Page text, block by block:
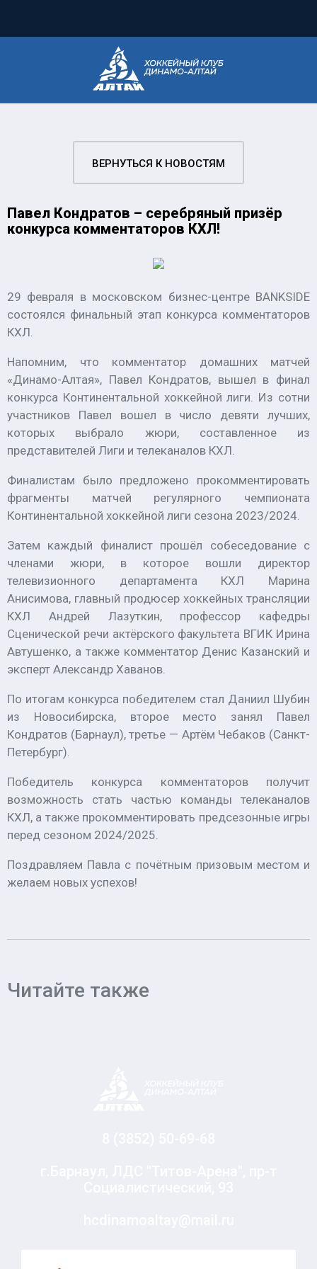
ВЕРНУТЬСЯ К НОВОСТЯМ
Павел Кондратов – серебряный призёр
конкурса комментаторов КХЛ!
29 февраля в московском бизнес-центре BANKSIDE
состоялся финальный этап конкурса комментаторов
КХЛ.
Напомним, что комментатор домашних матчей
«Динамо-Алтая», Павел Кондратов, вышел в финал
конкурса Континентальной хоккейной лиги. Из сотни
участников Павел вошел в число девяти лучших,
которых выбрало жюри, составленное из
представителей Лиги и телеканалов КХЛ.
Финалистам было предложено прокомментировать
фрагменты матчей регулярного чемпионата
Континентальной хоккейной лиги сезона 2023/2024.
Затем каждый финалист прошёл собеседование с
членами жюри, в которое вошли директор
телевизионного департамента КХЛ Марина
Анисимова, главный продюсер хоккейных трансляции
КХЛ Андрей Лазуткин, профессор кафедры
Сценической речи актёрского факультета ВГИК Ирина
Автушенко, а также комментатор Денис Казанский и
эксперт Александр Хаванов.
По итогам конкурса победителем стал Даниил Шубин
из Новосибирска, второе место занял Павел
Кондратов (Барнаул), третье — Артём Чебаков (Санкт-
Петербург).
Победитель конкурса комментаторов получит
возможность стать частью команды телеканалов
КХЛ, а также прокомментировать предсезонные игры
перед сезоном 2024/2025.
Поздравляем Павла с почётным призовым местом и
желаем новых успехов!
Читайте также